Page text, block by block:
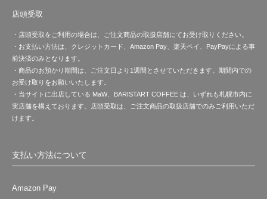
店頭受取
・店頭受取をご利用の場合は、ご注文商品の取扱店舗にてお受け取りください。
・お支払い方法は、クレジットカード、Amazon Pay、楽天ペイ、PayPayによる事
前決済のみとなります。
・商品のお預かり期間は、ご注文日より1週間とさせていただきます。期間内での
お受け取りをお願いいたします。
・当サイトに出店している MaW、BARISTART COFFEE は、いずれも札幌市内に
実店舗を構えております。店頭受取は、ご注文商品の取扱店舗でのみご利用いただ
けます。
支払い方法について
Amazon Pay